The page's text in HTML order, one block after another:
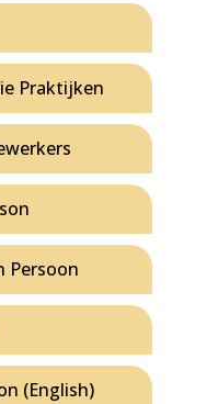
Praktijken
Persoon
(English)